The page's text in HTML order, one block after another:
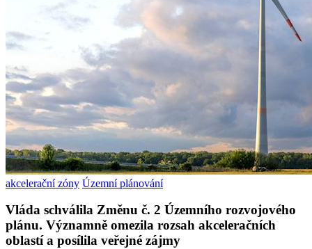
akcelerační zóny Územní plánování
Vláda schválila Změnu č. 2 Územního rozvojového
plánu. Významně omezila rozsah akceleračních
oblastí a posílila veřejné zájmy